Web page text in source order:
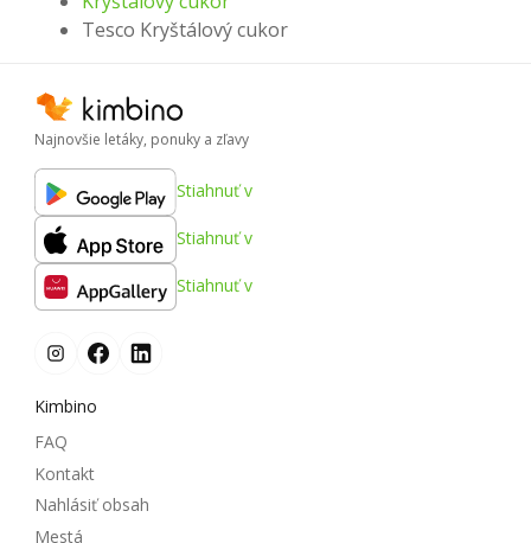
Tesco Kryštálový cukor
Najnovšie letáky, ponuky a zľavy
Stiahnuť v
Stiahnuť v
Stiahnuť v
Kimbino
FAQ
Kontakt
Nahlásiť obsah
Mestá